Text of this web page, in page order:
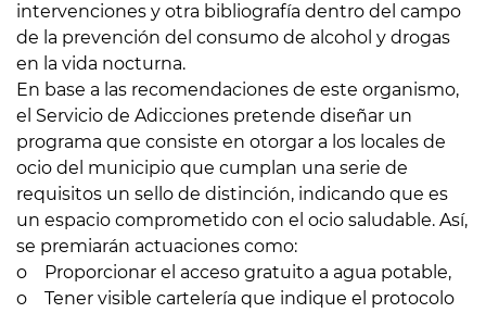
intervenciones y otra bibliografía dentro del campo
de la prevención del consumo de alcohol y drogas
en la vida nocturna.
En base a las recomendaciones de este organismo,
el Servicio de Adicciones pretende diseñar un
programa que consiste en otorgar a los locales de
ocio del municipio que cumplan una serie de
requisitos un sello de distinción, indicando que es
un espacio comprometido con el ocio saludable. Así,
se premiarán actuaciones como:
o Proporcionar el acceso gratuito a agua potable,
o Tener visible cartelería que indique el protocolo